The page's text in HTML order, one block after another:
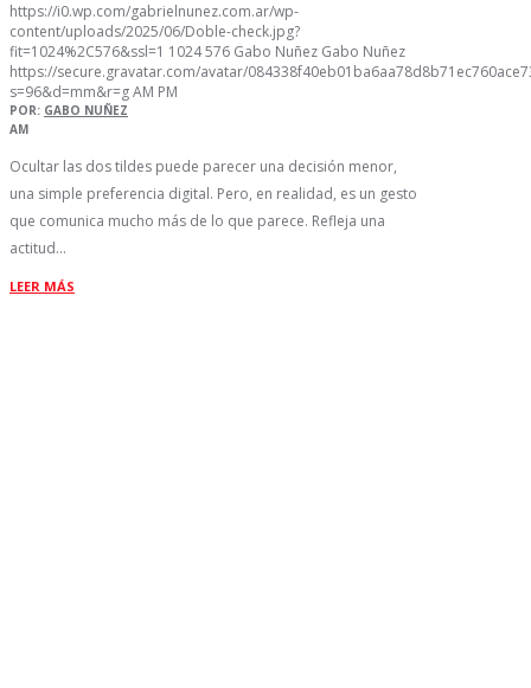
https://i0.wp.com/gabrielnunez.com.ar/wp-
content/uploads/2025/06/Doble-check.jpg?
fit=1024%2C576&ssl=1 1024576 Gabo Nuñez Gabo Nuñez
https://secure.gravatar.com/avatar/
s=96&d=mm&r=gAM PM
POR: GABO NUÑEZ
AM
Ocultar las dos tildes puede parecer una decisión menor,
una simple preferencia digital. Pero, en realidad, es un gesto
que comunica mucho más de lo que parece. Refleja una
actitud…
LEER MÁS